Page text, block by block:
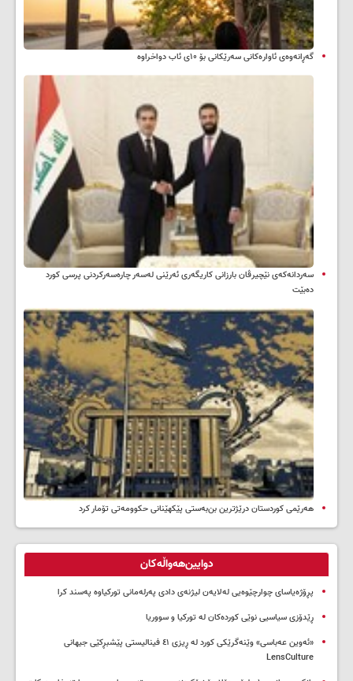
گەڕانەوەی ئاوارەکانی سەرێکانی بۆ ۱۰ی ئاب دواخراوە
سه‌ردانه‌کەی نێچیرڤان بارزانی كاریگه‌ری ئه‌رێنی له‌سه‌ر چاره‌سه‌ركردنی پرسی كورد
ده‌بێت
هەرێمی کوردستان درێژترین بن‌بەستی پێکهێنانی حکوومەتی تۆمار کرد
دوایین‌هەواڵەکان
پڕۆژەیاسای چوارچێوەیی لەلایەن لیژنەی دادی پەرلەمانی تورکیاوە پەسند کرا
ڕێدۆزی سیاسیی نوێی کوردەکان لە تورکیا و سووریا
«ئەوین عەباسی» وێنەگرێکی کورد لە ڕیزی ٤١ فینالیستی پێشبڕکێی جیهانی
LensCulture